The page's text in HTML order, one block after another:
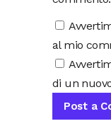
al mio
di un